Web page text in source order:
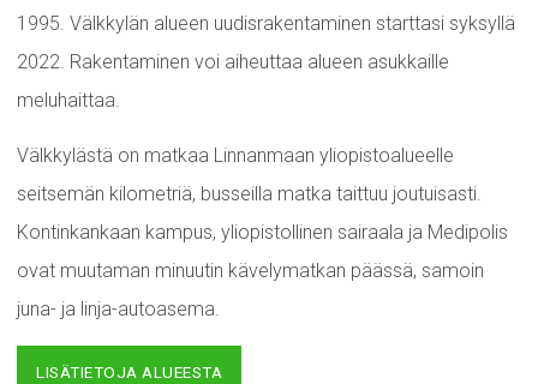
1995. Välkkylän alueen uudisrakentaminen starttasi syksyllä
2022. Rakentaminen voi aiheuttaa alueen asukkaille
meluhaittaa.
Välkkylästä on matkaa Linnanmaan yliopistoalueelle
seitsemän kilometriä, busseilla matka taittuu joutuisasti.
Kontinkankaan kampus, yliopistollinen sairaala ja Medipolis
ovat muutaman minuutin kävelymatkan päässä, samoin
juna- ja linja-autoasema.
LISÄTIETOJA ALUEESTA